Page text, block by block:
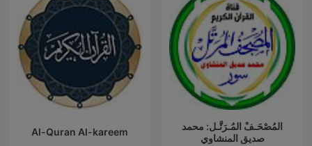
Al-Quran Al-kareem
المُصْحَـفْ المُـرَتَّـل: محمد
صديق المنشاوي